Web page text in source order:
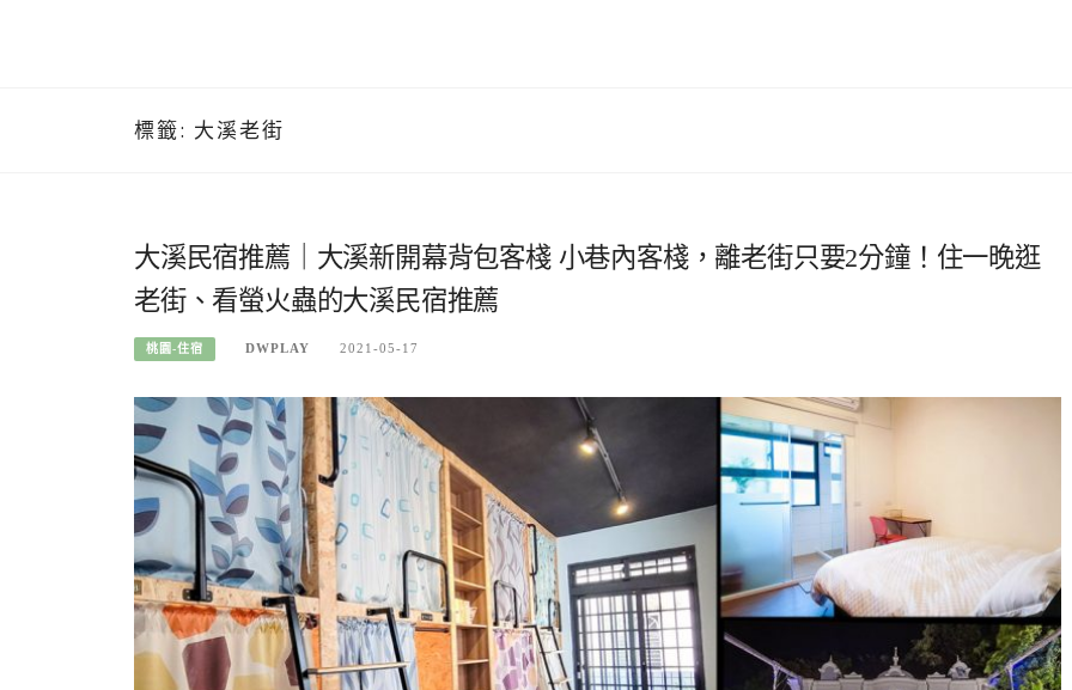
標籤: 大溪老街
大溪民宿推薦｜大溪新開幕背包客棧 小巷內客棧，離老街只要2分鐘！住一晚逛
老街、看螢火蟲的大溪民宿推薦
桃園-住宿 DWPLAY 2021-05-17